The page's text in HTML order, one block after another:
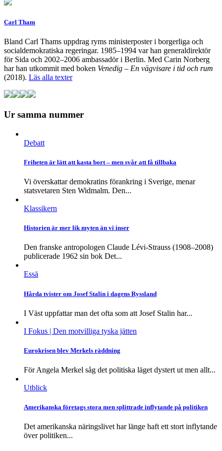
Carl Tham
Bland Carl Thams uppdrag ryms ministerposter i borgerliga och
socialdemokratiska regeringar. 1985–1994 var han generaldirektör
för Sida och 2002–2006 ambassadör i Berlin. Med Carin Norberg
har han utkommit med boken Venedig – En vägvisare i tid och rum
(2018). Läs alla texter
Ur samma nummer
Debatt
Friheten är lätt att kasta bort – men svår att få tillbaka
Vi överskattar demokratins förankring i Sverige, menar
statsvetaren Sten Widmalm. Den...
Klassikern
Historien är mer lik myten än vi inser
Den franske antropologen Claude Lévi-Strauss (1908–2008)
publicerade 1962 sin bok Det...
Essä
Hårda tvister om Josef Stalin i dagens Ryssland
I Väst uppfattar man det ofta som att Josef Stalin har...
I Fokus | Den motvilliga tyska jätten
Eurokrisen blev Merkels räddning
För Angela Merkel såg det politiska läget dystert ut men allt...
Utblick
Amerikanska företags stora men splittrade inflytande på politiken
Det amerikanska näringslivet har länge haft ett stort inflytande
över politiken...